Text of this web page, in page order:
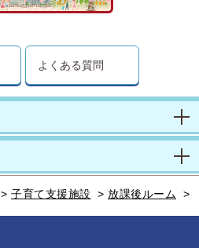
よくある質問
> 子育て支援施設 > 放課後ルーム
>